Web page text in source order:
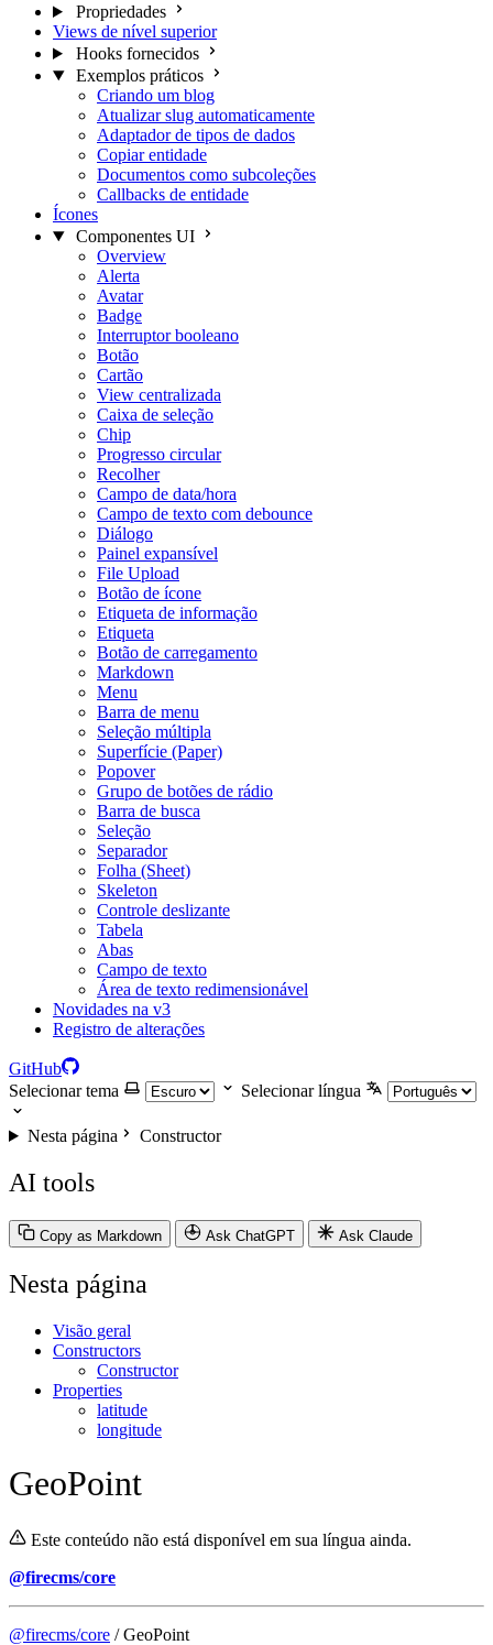
Propriedades
Views de nível superior
Hooks fornecidos
Exemplos práticos
Criando um blog
Atualizar slug automaticamente
Adaptador de tipos de dados
Copiar entidade
Documentos como subcoleções
Callbacks de entidade
Ícones
Componentes UI
Overview
Alerta
Avatar
Badge
Interruptor booleano
Botão
Cartão
View centralizada
Caixa de seleção
Chip
Progresso circular
Recolher
Campo de data/hora
Campo de texto com debounce
Diálogo
Painel expansível
File Upload
Botão de ícone
Etiqueta de informação
Etiqueta
Botão de carregamento
Markdown
Menu
Barra de menu
Seleção múltipla
Superfície (Paper)
Popover
Grupo de botões de rádio
Barra de busca
Seleção
Separador
Folha (Sheet)
Skeleton
Controle deslizante
Tabela
Abas
Campo de texto
Área de texto redimensionável
Novidades na v3
Registro de alterações
GitHub
Selecionar tema
Selecionar língua
Nesta página Constructor
AI tools
Copy as Markdown Ask ChatGPT Ask Claude
Nesta página
Visão geral
Constructors
Constructor
Properties
latitude
longitude
GeoPoint
Este conteúdo não está disponível em sua língua ainda.
@firecms/core
@firecms/core / GeoPoint